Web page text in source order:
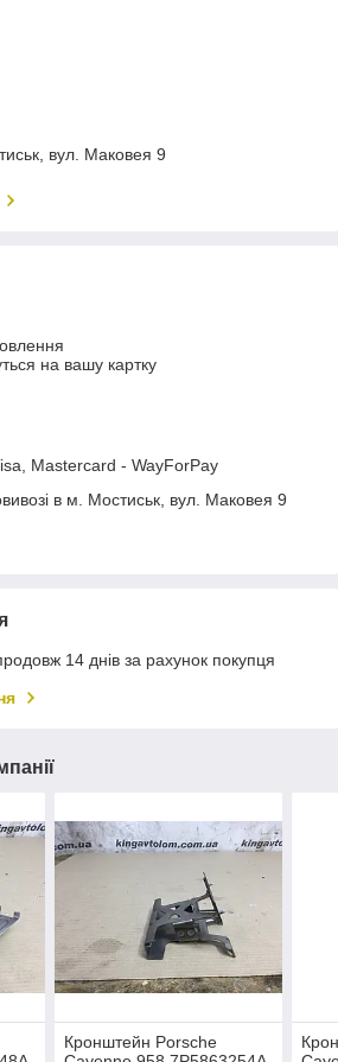
вул. Маковея 9
на вашу картку
Mastercard - WayForPay
в м. Мостиськ, вул. Маковея 9
14 днів за рахунок покупця
Кронштейн Porsche